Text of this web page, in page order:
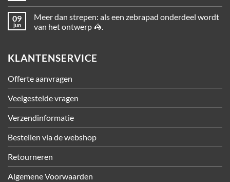
09
jun
Meer dan strepen: als een zebrapad onderdeel wordt
van het ontwerp 🦓.
KLANTENSERVICE
Offerte aanvragen
Veelgestelde vragen
Verzendinformatie
Bestellen via de webshop
Retourneren
Algemene Voorwaarden